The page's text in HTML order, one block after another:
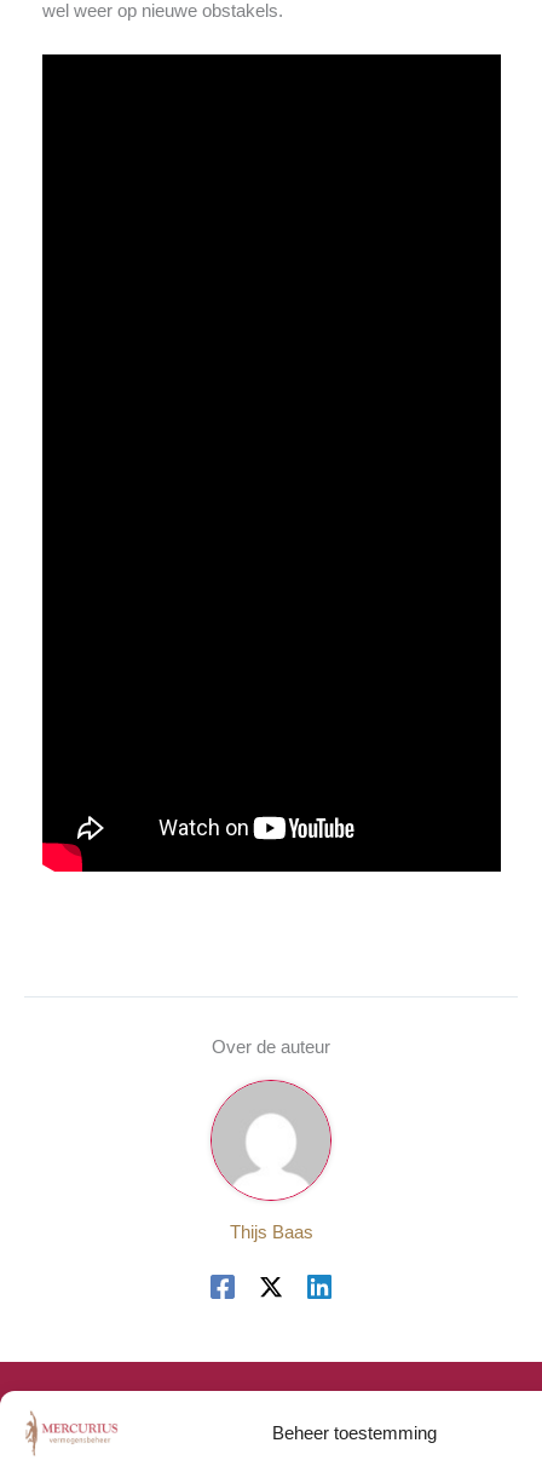
Beheer toestemming
wel weer op nieuwe obstakels.
Over de auteur
Thijs Baas